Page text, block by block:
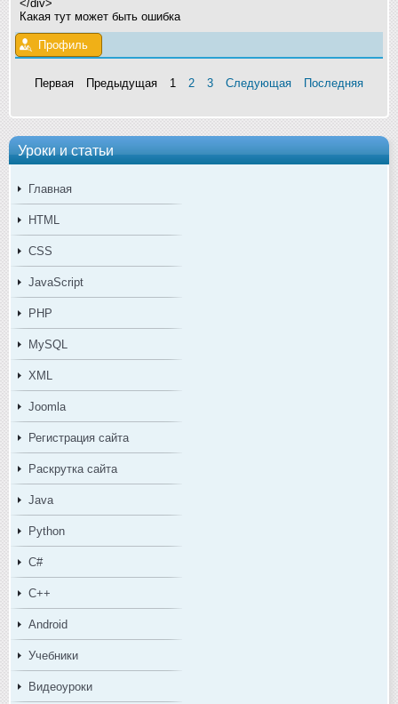
Уроки и статьи
Главная
HTML
CSS
JavaScript
PHP
MySQL
XML
Joomla
Регистрация сайта
Раскрутка сайта
Java
Python
C#
C++
Android
Учебники
Видеоуроки
</div>
Какая тут может быть ошибка
Профиль
Первая Предыдущая 1 2 3 Следующая Последняя